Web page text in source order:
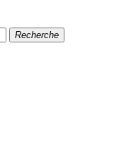
Recherche